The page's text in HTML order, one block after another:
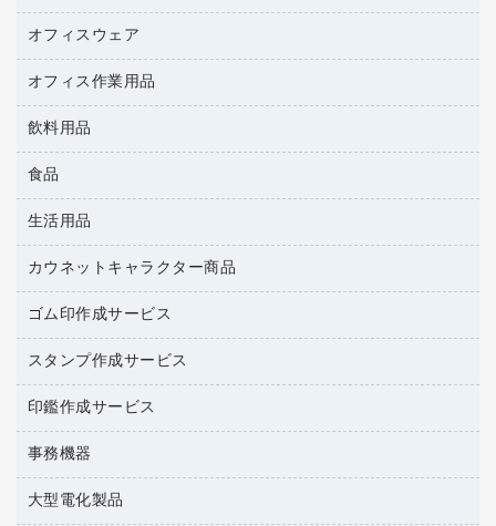
ＵＳＢハブ／ＵＳＢアクセサリー
ＯＡフィルター
ＯＡクリーナー／エアダスター
ＬＡＮケーブル
ＨＤＤ／ＳＳＤ
ディスプレイモニター
ロッカー・下駄箱
その他収納
オフィスアクセサリー
オフィスウェア
医療・介護・ワーキングウェア
ブラウス・シャツ
アウター
オフィス作業用品
養生用品
防災用品
防災用備蓄食品・飲料
台車・脚立
倉庫収納用品
作業用雑貨
梱包用品
梱包用テープ
園芸用品
飲料用品
緑茶飲料
茶葉・インスタント
紅茶・バラエティ飲料
レギュラーコーヒー
ミルク・シュガー
ソフトドリンク
コーヒーメーカー・備品
インスタントコーヒー
食品
食品
菓子
生活用品
浴室用品
台所用洗剤
掃除用品
掃除用洗剤
洗濯用品
消臭・芳香剤
殺虫剤
カウネットキャラクター商品
カウネットキャラクター商品
ゴム印作成サービス
ゴム印作成サービス
ゴム印（一行印）作成サービス
ゴム印（フリーサイズ印）作成サービス
スタンプ作成サービス
シヤチハタスタンプ作成サービス
カウネットスタンプ作成サービス
印鑑作成サービス
印鑑作成サービス
事務機器
大型シュレッダー（共配）
大型電化製品